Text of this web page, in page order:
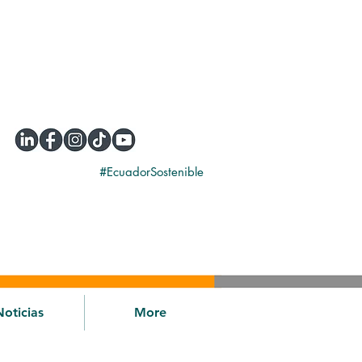
#EcuadorSostenible
More